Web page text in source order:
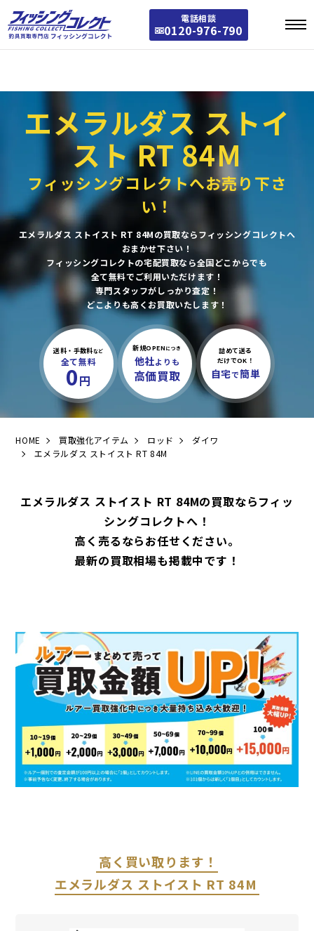
電話相談
0120-976-790
Warning : Array to string conversion in /home/stst0811/fishing-collect.jp/public_
html/fishing/wp-includes/taxonomy.php on line3772
Warning: Array to string conversion in /home/stst0811/fishing-collect.jp/public_
html/fishing/wp-includes/category-template.phpon line1301
エメラルダス ストイ
スト RT 84M
フィッシングコレクトへお売り下さ
い！
エメラルダス ストイスト RT 84Mの買取ならフィッシングコレクトへ
おまかせ下さい！
フィッシングコレクトの宅配買取なら全国どこからでも
全て無料でご利用いただけます！
専門スタッフがしっかり査定！
どこよりも高くお買取いたします！
送料・手数料など
全て無料
0円
新規OPEN につき
他社よりも
高価買取
詰めて送る
だけでOK！
自宅で簡単
HOME 買取強化アイテム ロッド
ダイワ
エメラルダス ストイスト RT 84M
エメラルダス ストイスト RT 84Mの買取ならフィッ
シングコレクトへ！
高く売るならお任せください。
最新の買取相場も掲載中です！
高く買い取ります！
エメラルダス ストイスト RT 84M